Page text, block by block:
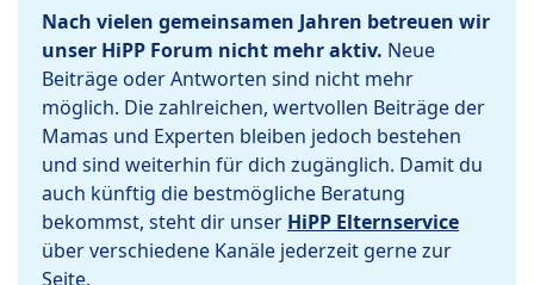
Nach vielen gemeinsamen Jahren betreuen wir
unser HiPP Forum nicht mehr aktiv. Neue
Beiträge oder Antworten sind nicht mehr
möglich. Die zahlreichen, wertvollen Beiträge der
Mamas und Experten bleiben jedoch bestehen
und sind weiterhin für dich zugänglich. Damit du
auch künftig die bestmögliche Beratung
bekommst, steht dir unser HiPP Elternservice
über verschiedene Kanäle jederzeit gerne zur
Seite.